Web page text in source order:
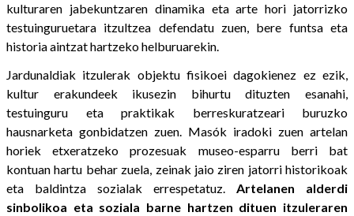
kulturaren jabekuntzaren dinamika eta arte hori jatorrizko
testuinguruetara itzultzea defendatu zuen, bere funtsa eta
historia aintzat hartzeko helburuarekin.
Jardunaldiak itzulerak objektu fisikoei dagokienez ez ezik,
kultur erakundeek ikusezin bihurtu dituzten esanahi,
testuinguru eta praktikak berreskuratzeari buruzko
hausnarketa gonbidatzen zuen. Masók iradoki zuen artelan
horiek etxeratzeko prozesuak museo-esparru berri bat
kontuan hartu behar zuela, zeinak jaio ziren jatorri historikoak
eta baldintza sozialak errespetatuz. Artelanen alderdi
sinbolikoa eta soziala barne hartzen dituen itzuleraren